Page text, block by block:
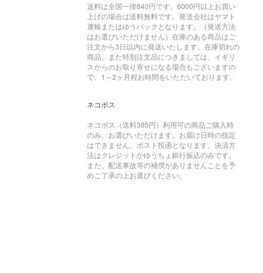
送料は全国一律840円です。6000円以上お買い
上げの場合は送料無料です。発送会社はヤマト
運輸またはゆうパックとなります。（発送方法
はお選びいただけません）在庫のある商品はご
注文から3日以内に発送いたします。在庫切れの
商品、また特別注文品につきましては、イギリ
スからのお取り寄せになる場合もございますの
で、1～2ヶ月程お時間をいただいております。
ネコポス
ネコポス（送料385円）利用可の商品ご購入時
のみ、お選びいただけます。お届け日時の指定
はできません。ポスト投函となります。決済方
法はクレジットかゆうちょ銀行振込のみです。
また、配送事故等の補償がありませんことを予
めご了承の上お選びください。